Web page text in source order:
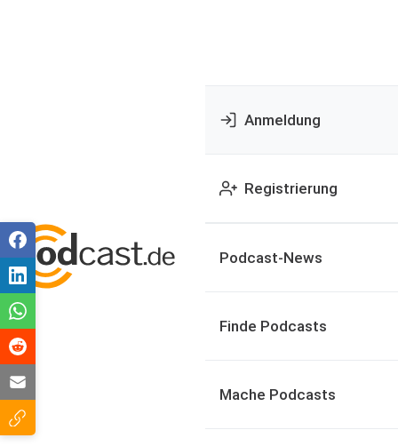
Anmeldung
Registrierung
Podcast-News
Finde Podcasts
Mache Podcasts